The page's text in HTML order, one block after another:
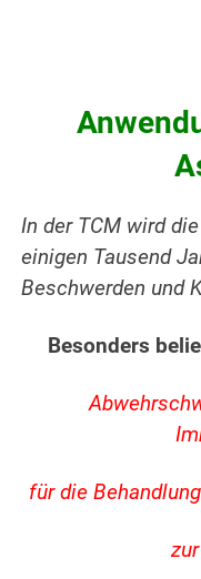
In der TCM wird
einigen Tausend
Beschwerden und
Besonders
für die